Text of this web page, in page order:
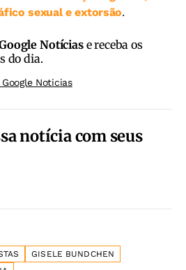
sexual e extorsão.
Notíciase receba os
do dia.
Google Noticias
notícia com seus
GISELE BUNDCHEN